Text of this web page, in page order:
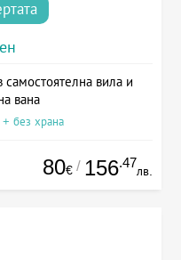
вила и
вана
без храна
80€ / 156.47
лв.